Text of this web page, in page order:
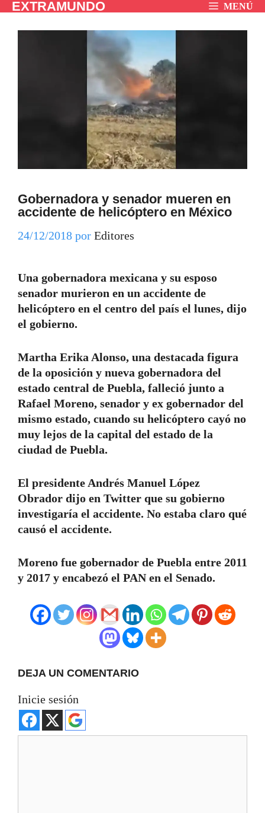
SaltarEXTRAMUNDO MENÚ
Gobernadora y senador mueren en
accidente de helicóptero en México
24/12/2018 por Editores
Una gobernadora mexicana y su esposo
senador murieron en un accidente de
helicóptero en el centro del país el lunes, dijo
el gobierno.
Martha Erika Alonso, una destacada figura
de la oposición y nueva gobernadora del
estado central de Puebla, falleció junto a
Rafael Moreno, senador y ex gobernador del
mismo estado, cuando su helicóptero cayó no
muy lejos de la capital del estado de la
ciudad de Puebla.
El presidente Andrés Manuel López
Obrador dijo en Twitter que su gobierno
investigaría el accidente. No estaba claro qué
causó el accidente.
Moreno fue gobernador de Puebla entre 2011
y 2017 y encabezó el PAN en el Senado.
DEJA UN COMENTARIO
Inicie sesión